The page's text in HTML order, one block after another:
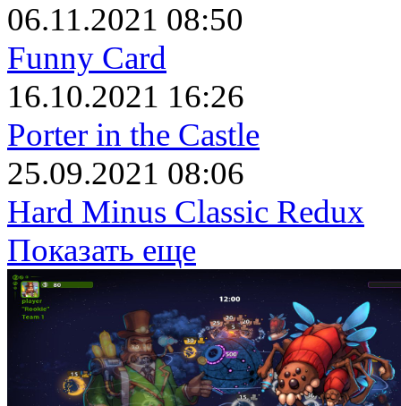
06.11.2021 08:50
Funny Card
16.10.2021 16:26
Porter in the Castle
25.09.2021 08:06
Hard Minus Classic Redux
Показать еще